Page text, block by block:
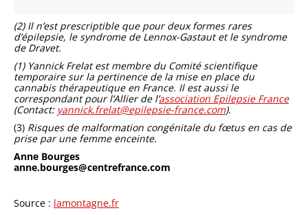
(2) Il n’est prescriptible que pour deux formes rares
d’épilepsie, le syndrome de Lennox-Gastaut et le syndrome
de Dravet.
(1) Yannick Frelat est membre du Comité scientifique
temporaire sur la pertinence de la mise en place du
cannabis thérapeutique en France. Il est aussi le
correspondant pour l’Allier de l’association Epilepsie France
(Contact: yannick.frelat@epilepsie-france.com).
(3) Risques de malformation congénitale du fœtus en cas de
prise par une femme enceinte.
Anne Bourges
anne.bourges@centrefrance.com
Source : lamontagne.fr